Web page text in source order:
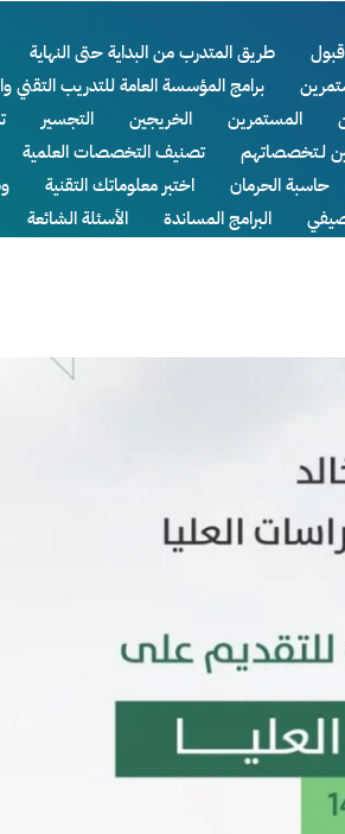
طريق المتدرب من البداية حتى النهاية
برامج المؤسسة العامة للتدريب التقني
المستمرين الخريجين التجسير
لـتخصصاتهم
تصنيف التخصصات العلمية
حاسبة الحرمان اختبر معلوماتك التقنية
البرامج المساندة الأسئلة الشائعة